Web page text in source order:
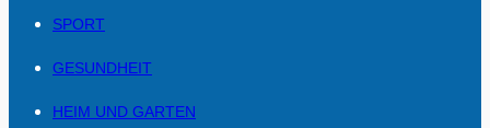
SPORT
GESUNDHEIT
HEIM UND GARTEN